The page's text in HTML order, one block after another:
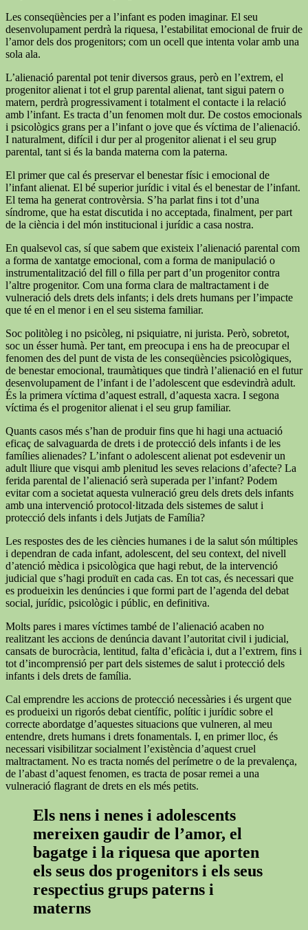
Les conseqüències per a l’infant es poden imaginar. El seu
desenvolupament perdrà la riquesa, l’estabilitat emocional de fruir de
l’amor dels dos progenitors; com un ocell que intenta volar amb una
sola ala.
L’alienació parental pot tenir diversos graus, però en l’extrem, el
progenitor alienat i tot el grup parental alienat, tant sigui patern o
matern, perdrà progressivament i totalment el contacte i la relació
amb l’infant. Es tracta d’un fenomen molt dur. De costos emocionals
i psicològics grans per a l’infant o jove que és víctima de l’alienació.
I naturalment, difícil i dur per al progenitor alienat i el seu grup
parental, tant si és la banda materna com la paterna.
El primer que cal és preservar el benestar físic i emocional de
l’infant alienat. El bé superior jurídic i vital és el benestar de l’infant.
El tema ha generat controvèrsia. S’ha parlat fins i tot d’una
síndrome, que ha estat discutida i no acceptada, finalment, per part
de la ciència i del món institucional i jurídic a casa nostra.
En qualsevol cas, sí que sabem que existeix l’alienació parental com
a forma de xantatge emocional, com a forma de manipulació o
instrumentalització del fill o filla per part d’un progenitor contra
l’altre progenitor. Com una forma clara de maltractament i de
vulneració dels drets dels infants; i dels drets humans per l’impacte
que té en el menor i en el seu sistema familiar.
Soc politòleg i no psicòleg, ni psiquiatre, ni jurista. Però, sobretot,
soc un ésser humà. Per tant, em preocupa i ens ha de preocupar el
fenomen des del punt de vista de les conseqüències psicològiques,
de benestar emocional, traumàtiques que tindrà l’alienació en el futur
desenvolupament de l’infant i de l’adolescent que esdevindrà adult.
És la primera víctima d’aquest estrall, d’aquesta xacra. I segona
víctima és el progenitor alienat i el seu grup familiar.
Quants casos més s’han de produir fins que hi hagi una actuació
eficaç de salvaguarda de drets i de protecció dels infants i de les
famílies alienades? L’infant o adolescent alienat pot esdevenir un
adult lliure que visqui amb plenitud les seves relacions d’afecte? La
ferida parental de l’alienació serà superada per l’infant? Podem
evitar com a societat aquesta vulneració greu dels drets dels infants
amb una intervenció protocol·litzada dels sistemes de salut i
protecció dels infants i dels Jutjats de Família?
Les respostes des de les ciències humanes i de la salut són múltiples
i dependran de cada infant, adolescent, del seu context, del nivell
d’atenció mèdica i psicològica que hagi rebut, de la intervenció
judicial que s’hagi produït en cada cas. En tot cas, és necessari que
es produeixin les denúncies i que formi part de l’agenda del debat
social, jurídic, psicològic i públic, en definitiva.
Molts pares i mares víctimes també de l’alienació acaben no
realitzant les accions de denúncia davant l’autoritat civil i judicial,
cansats de burocràcia, lentitud, falta d’eficàcia i, dut a l’extrem, fins i
tot d’incomprensió per part dels sistemes de salut i protecció dels
infants i dels drets de família.
Cal emprendre les accions de protecció necessàries i és urgent que
es produeixi un rigorós debat científic, polític i jurídic sobre el
correcte abordatge d’aquestes situacions que vulneren, al meu
entendre, drets humans i drets fonamentals. I, en primer lloc, és
necessari visibilitzar socialment l’existència d’aquest cruel
maltractament. No es tracta només del perímetre o de la prevalença,
de l’abast d’aquest fenomen, es tracta de posar remei a una
vulneració flagrant de drets en els més petits.
Els nens i nenes i adolescents
mereixen gaudir de l’amor, el
bagatge i la riquesa que aporten
els seus dos progenitors i els seus
respectius grups paterns i
materns